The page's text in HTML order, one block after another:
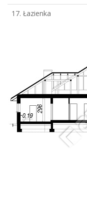
17. Łazienka